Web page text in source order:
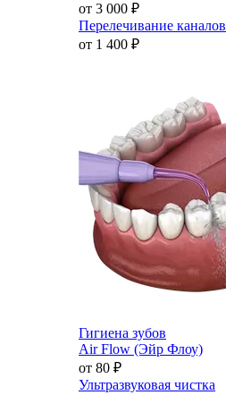
от 3 000 ₽
Перелечивание каналов
от 1 400 ₽
Гигиена зубов
Air Flow (Эйр Флоу)
от 80 ₽
Ультразвуковая чистка